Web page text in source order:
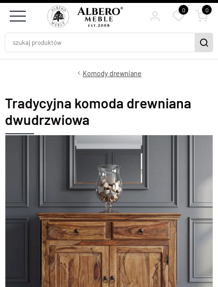
0 0
Komody drewniane
Tradycyjna komoda drewniana
dwudrzwiowa